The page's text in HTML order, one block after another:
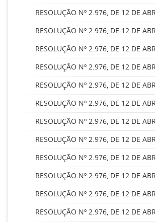
RESOLUÇÃO Nº 2.976, DE 12 DE
RESOLUÇÃO Nº 2.976, DE 12 DE
RESOLUÇÃO Nº 2.976, DE 12 DE
RESOLUÇÃO Nº 2.976, DE 12 DE
RESOLUÇÃO Nº 2.976, DE 12 DE
RESOLUÇÃO Nº 2.976, DE 12 DE
RESOLUÇÃO Nº 2.976, DE 12 DE
RESOLUÇÃO Nº 2.976, DE 12 DE
RESOLUÇÃO Nº 2.976, DE 12 DE
RESOLUÇÃO Nº 2.976, DE 12 DE
RESOLUÇÃO Nº 2.976, DE 12 DE
RESOLUÇÃO Nº 2.976, DE 12 DE